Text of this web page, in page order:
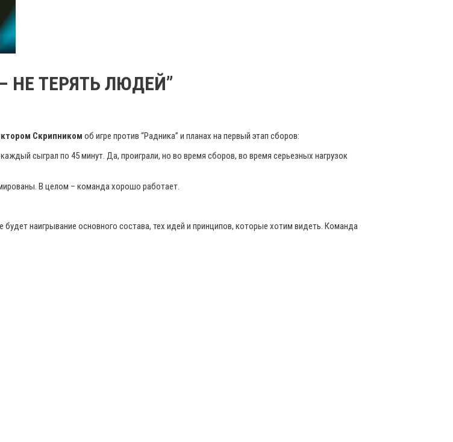
НЕ ТЕРЯТЬ ЛЮДЕЙ”
Скрипником об игре против “Радника” и планах на первый этап сборов:
сыграл по 45 минут. Да, проиграли, но во время сборов, во время серьезных нагрузок
В целом – команда хорошо работает.
наигрывание основного состава, тех идей и принципов, которые хотим видеть. Команда